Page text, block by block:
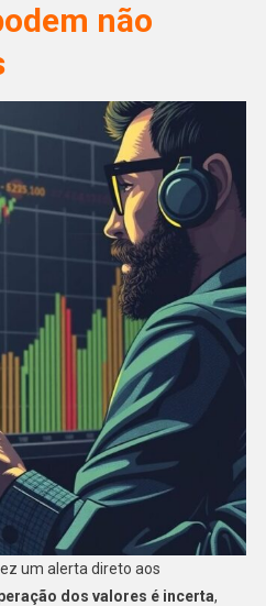
não
um alerta direto aos
dos valores é incerta,